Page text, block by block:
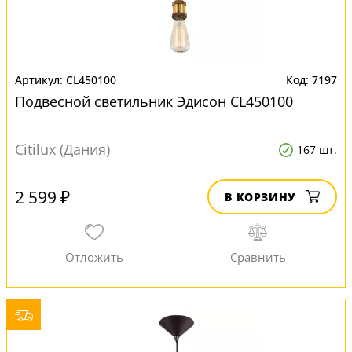
CL450100 7197
Подвесной светильник Эдисон CL450100
Citilux (Дания) 167 шт.
2 599 ₽ В КОРЗИНУ